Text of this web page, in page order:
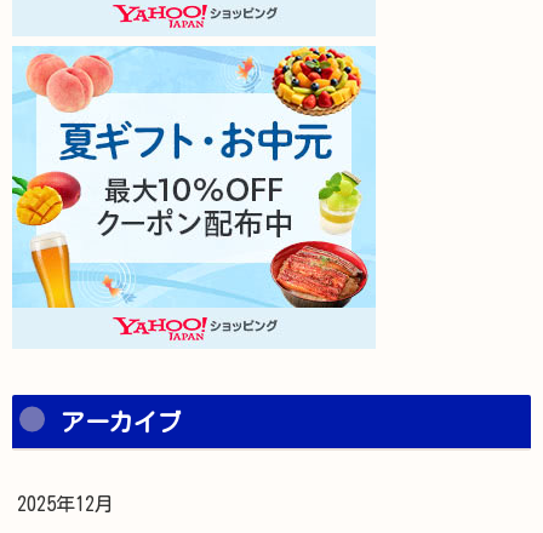
アーカイブ
2025年12月